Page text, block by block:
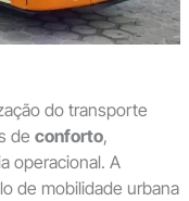
do transporte
de conforto,
operacional. A
de mobilidade urbana